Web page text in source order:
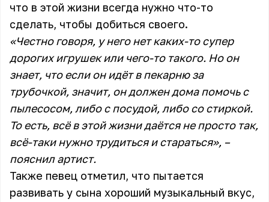
что в этой жизни всегда нужно что-то
сделать, чтобы добиться своего.
«Честно говоря, у него нет каких-то супер
дорогих игрушек или чего-то такого. Но он
знает, что если он идёт в пекарню за
трубочкой, значит, он должен дома помочь с
пылесосом, либо с посудой, либо со стиркой.
То есть, всё в этой жизни даётся не просто так,
всё-таки нужно трудиться и стараться», –
пояснил артист.
Также певец отметил, что пытается
развивать у сына хороший музыкальный вкус,